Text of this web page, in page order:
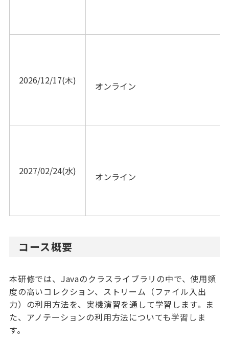
2026/12/17(木)
2027/02/24(水)
コース概要
本研修では、Javaのクラスライブラリの中で、使用頻
度の高いコレクション、ストリーム（ファイル入出
力）の利用方法を、実機演習を通して学習します。ま
た、アノテーションの利用方法についても学習しま
す。